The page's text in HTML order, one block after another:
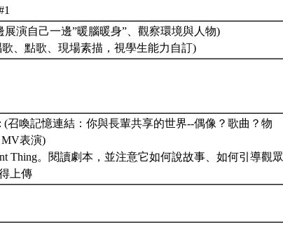
展演自己一邊”暖腦暖身”、觀察環境與人物)
、點歌、現場素描，視學生能力自訂)
(召喚記憶連結：你與長輩共享的世界--偶像？歌曲？物
表演)
Thing。閱讀劇本，並注意它如何說故事、如何引導觀眾
上傳